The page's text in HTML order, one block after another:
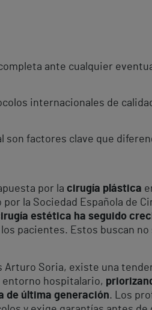
ante cualquier
internacionales de
son factores clave que
por la cirugía plástica
la Sociedad Española de
estética ha seguido
pacientes. Estos buscan
Soria, existe una
entorno hospitalario,
de última generación. Los